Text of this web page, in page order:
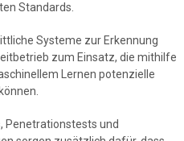
Standards.
Systeme zur Erkennung
zum Einsatz, die mithilfe
Lernen potenzielle
Penetrationstests und